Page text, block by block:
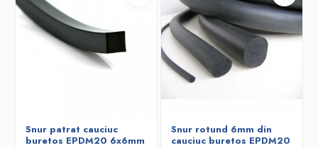
Snur patrat cauciuc
buretos EPDM20 6x6mm
Snur rotund 6mm din
cauciuc buretos EPDM20